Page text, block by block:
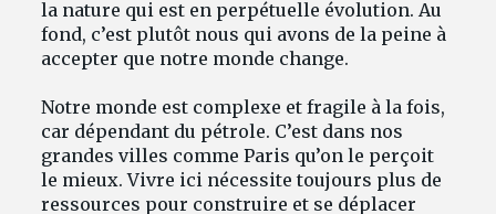
la nature qui est en perpétuelle évolution. Au
fond, c’est plutôt nous qui avons de la peine à
accepter que notre monde change.
Notre monde est complexe et fragile à la fois,
car dépendant du pétrole. C’est dans nos
grandes villes comme Paris qu’on le perçoit
le mieux. Vivre ici nécessite toujours plus de
ressources pour construire et se déplacer